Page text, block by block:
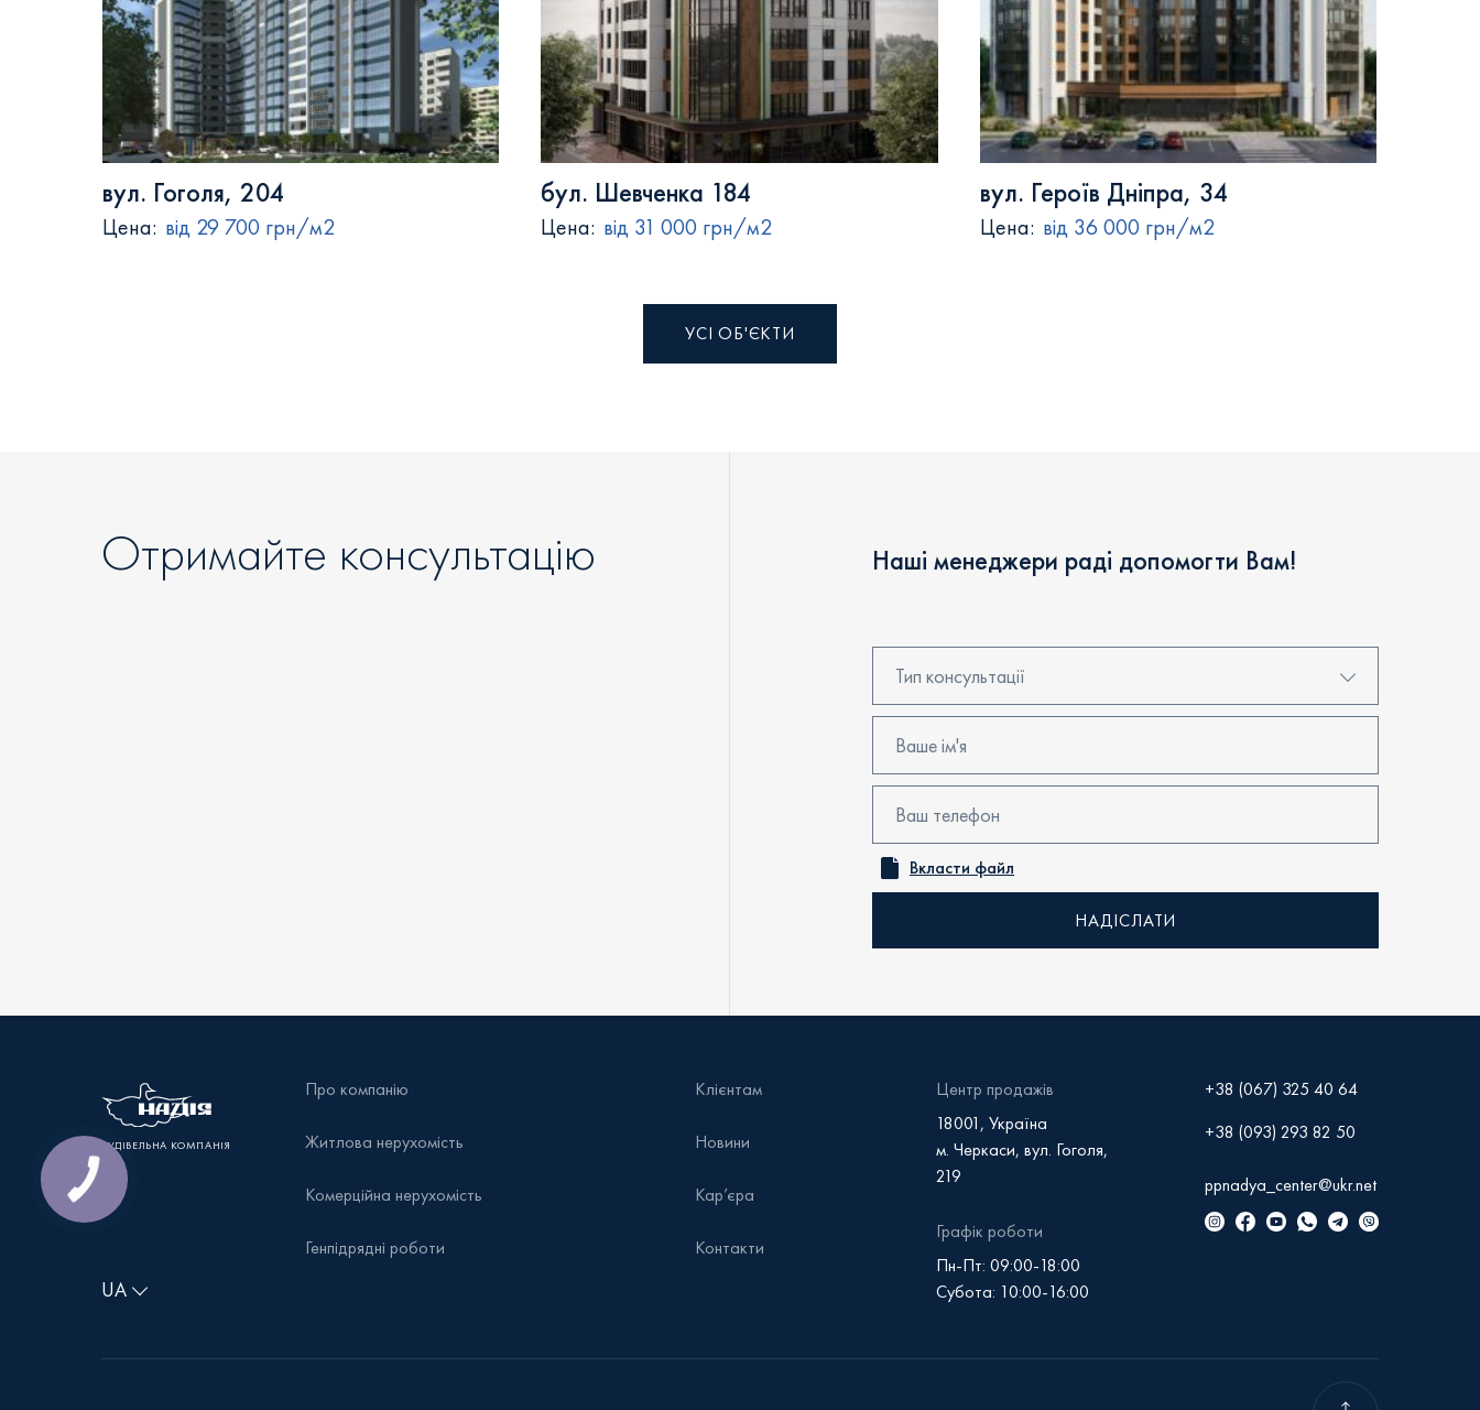
вул. Гоголя, 204
Цена: від 29 700 грн/м2
бул. Шевченка 184
Цена: від 31 000 грн/м2
вул. Героїв Дніпра, 34
Цена: від 36 000 грн/м2
УСІ ОБ'ЄКТИ
Отримайте консультацію Наші менеджери раді допомогти Вам!
Тип консультації
Бронювання
Онлайн консультація
Вкласти файл
БУДІВЕЛЬНА КОМПАНІЯ
Про компанію Клієнтам
Житлова нерухомість Новини
Комерційна нерухомість Кар’єра
Генпідрядні роботи Контакти
Центр продажів
18001, Україна
м. Черкаси, вул. Гоголя,
219
Графік роботи
Пн-Пт: 09:00-18:00
Субота: 10:00-16:00
+38 (067) 325 40 64
+38 (093) 293 82 50
ppnadya_center@ukr.net